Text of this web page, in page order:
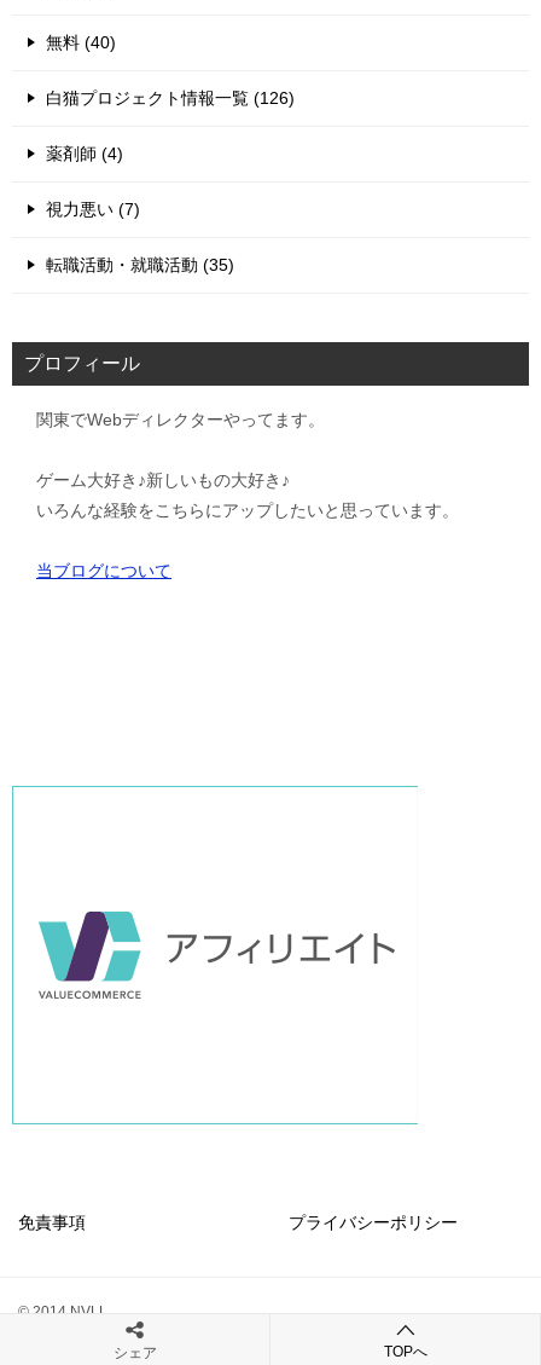
無料 (40)
白猫プロジェクト情報一覧 (126)
薬剤師 (4)
視力悪い (7)
転職活動・就職活動 (35)
プロフィール
関東でWebディレクターやってます。
ゲーム大好き♪新しいもの大好き♪
いろんな経験をこちらにアップしたいと思っています。
当ブログについて
免責事項 プライバシーポリシー
© 2014 NVLL
シェア TOPへ